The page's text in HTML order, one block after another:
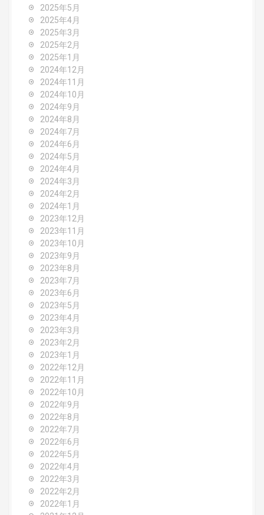
2025年5月
2025年4月
2025年3月
2025年2月
2025年1月
2024年12月
2024年11月
2024年10月
2024年9月
2024年8月
2024年7月
2024年6月
2024年5月
2024年4月
2024年3月
2024年2月
2024年1月
2023年12月
2023年11月
2023年10月
2023年9月
2023年8月
2023年7月
2023年6月
2023年5月
2023年4月
2023年3月
2023年2月
2023年1月
2022年12月
2022年11月
2022年10月
2022年9月
2022年8月
2022年7月
2022年6月
2022年5月
2022年4月
2022年3月
2022年2月
2022年1月